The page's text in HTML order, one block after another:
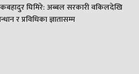
घिमिरे: अब्बल सरकारी वकिलदेखि
र प्रविधिका ज्ञातासम्म